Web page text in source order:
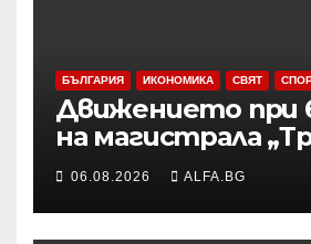
БЪЛГАРИЯ ИКОНОМИКА СВЯТ
Движението при
на магистрала
затворено заради
възникналия
района
06.08.2026 ALFA.BG